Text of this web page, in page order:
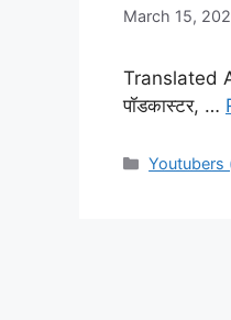
March 15,
Translated
पॉडकास्टर, …
Categories
Youtubers